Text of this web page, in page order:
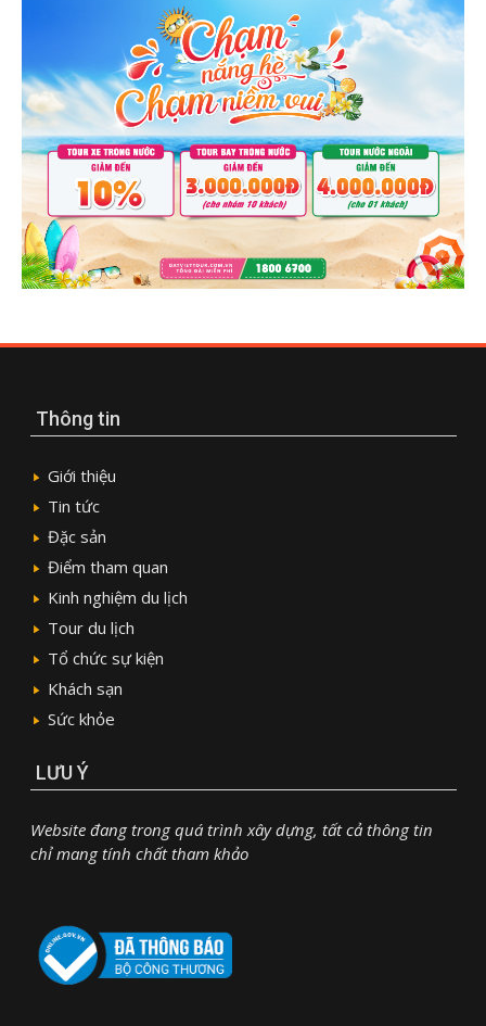
Thông tin
Giới thiệu
Tin tức
Đặc sản
Điểm tham quan
Kinh nghiệm du lịch
Tour du lịch
Tổ chức sự kiện
Khách sạn
Sức khỏe
LƯU Ý
Website đang trong quá trình xây dựng, tất cả thông tin
chỉ mang tính chất tham khảo